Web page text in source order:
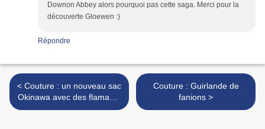
Downon Abbey alors pourquoi pas cette saga. Merci pour la
découverte Gloewen :)
Répondre
< Couture : un nouveau sac
Okinawa avec des flamants
roses
Couture : Guirlande de
fanions >